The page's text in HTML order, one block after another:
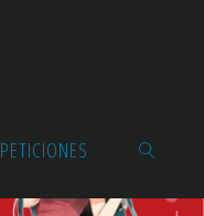
PETICIONES